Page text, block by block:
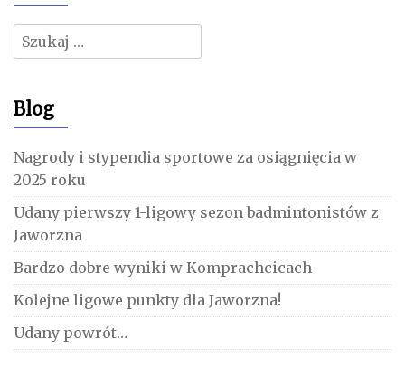
Szukaj:
Blog
Nagrody i stypendia sportowe za osiągnięcia w
2025 roku
Udany pierwszy 1-ligowy sezon badmintonistów z
Jaworzna
Bardzo dobre wyniki w Komprachcicach
Kolejne ligowe punkty dla Jaworzna!
Udany powrót…